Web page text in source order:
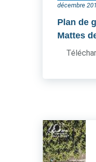
décembre
Plan de
Mattes